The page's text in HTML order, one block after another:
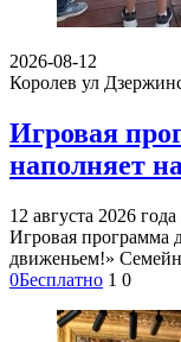
2026-08-12
Королев ул
Игровая
наполняет
12 августа 2026
Игровая программа
движеньем!»
0Бесплатно 1 0